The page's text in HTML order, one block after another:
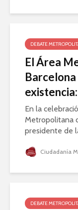
DEBATE
El Área
Barcelona
En la
Metropolitana
presidente de
Ciudadanía
DEBATE